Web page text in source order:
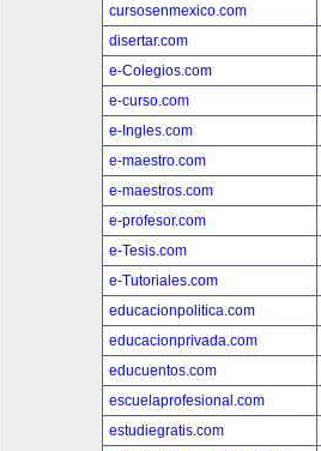
cursosenmexico.com
disertar.com
e-Colegios.com
e-curso.com
e-Ingles.com
e-maestro.com
e-maestros.com
e-profesor.com
e-Tesis.com
e-Tutoriales.com
educacionpolitica.com
educacionprivada.com
educuentos.com
escuelaprofesional.com
estudiegratis.com